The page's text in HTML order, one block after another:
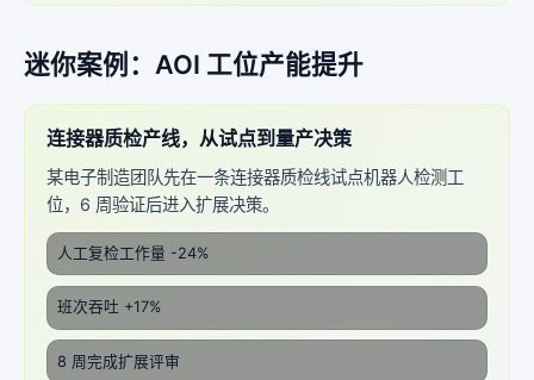
迷你案例：AOI 工位产能提升
连接器质检产线，从试点到量产决策
某电子制造团队先在一条连接器质检线试点机器人检测工
位，6 周验证后进入扩展决策。
人工复检工作量 -24%
班次吞吐 +17%
8 周完成扩展评审